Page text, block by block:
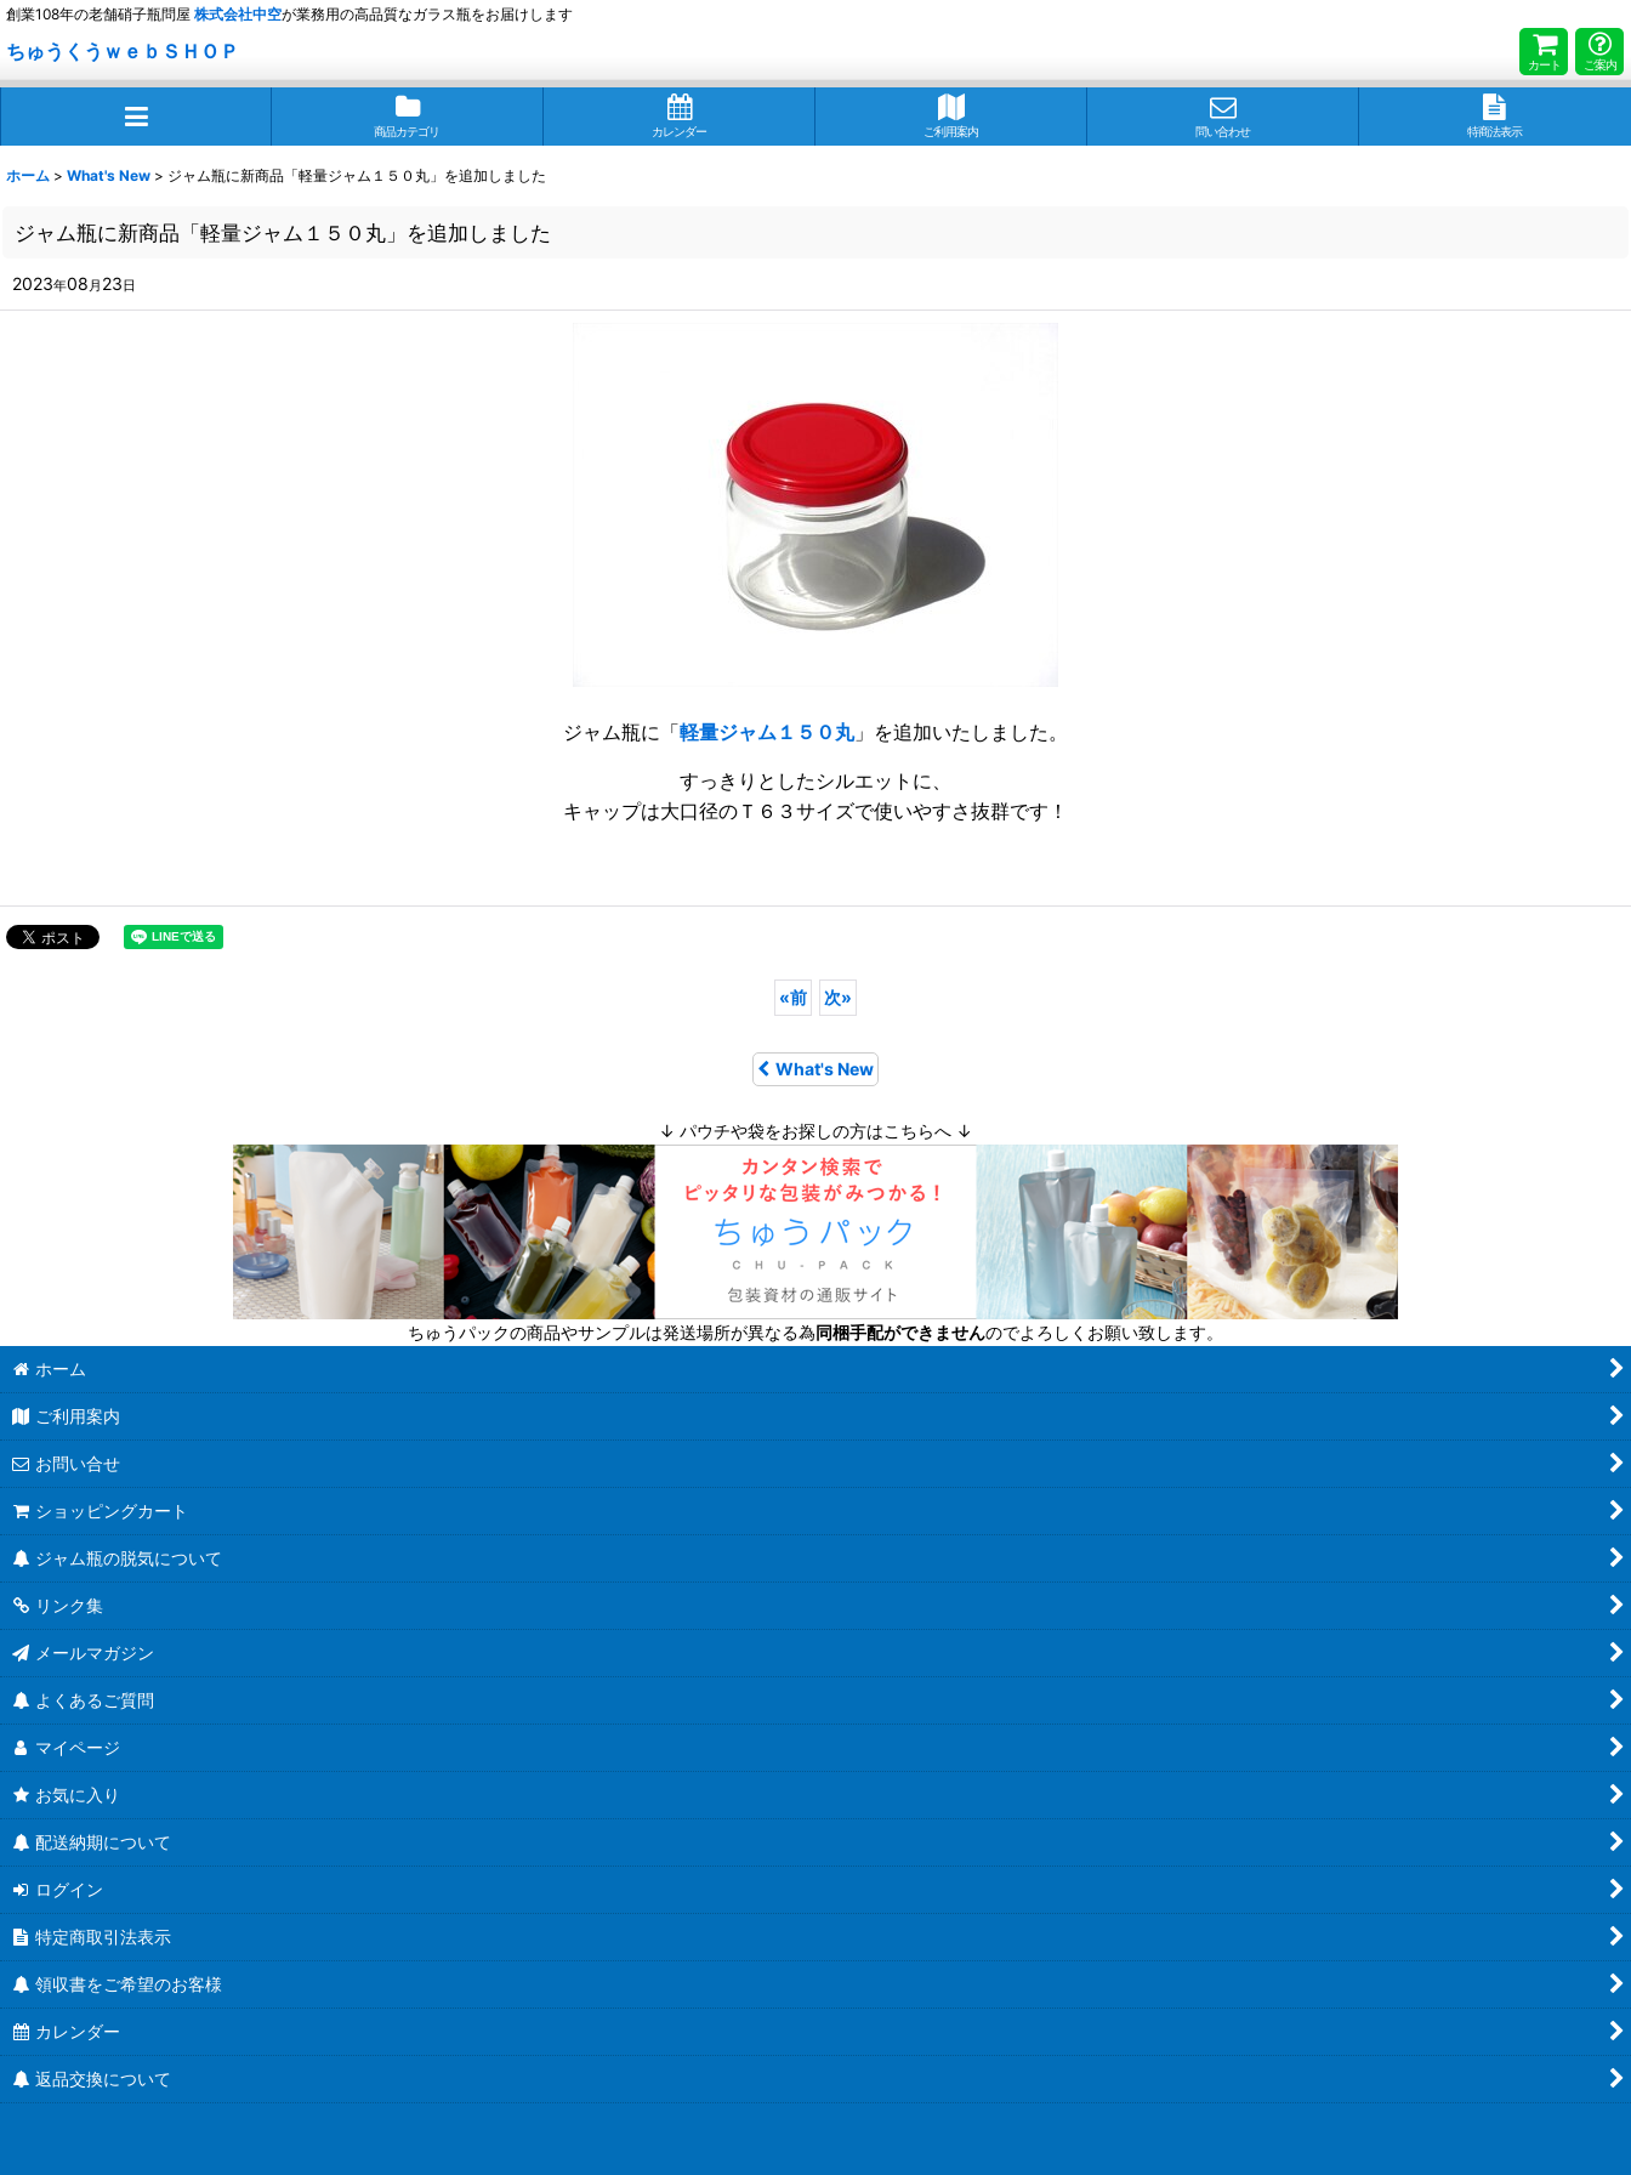
創業108年の老舗硝子瓶問屋 株式会社中空が業務用の高品質なガラス瓶をお届けします
ちゅうくうｗｅｂＳＨＯＰ
カート ご案内
商品カテゴリ カレンダー ご利用案内 問い合わせ 特商法表示
ホーム > What's New > ジャム瓶に新商品「軽量ジャム１５０丸」を追加しました
ジャム瓶に新商品「軽量ジャム１５０丸」を追加しました
2023年08 月 23日
ジャム瓶に「 軽量ジャム１５０丸」を追加いたしました。
すっきりとしたシルエットに、
キャップは大口径のＴ６３サイズで使いやすさ抜群です！
«前 次»
What's New
↓ パウチや袋をお探しの方はこちらへ ↓
ちゅうパックの商品やサンプルは発送場所が異なる為同梱手配ができませんのでよろしくお願い致します。
ホーム
ご利用案内
お問い合せ
ショッピングカート
ジャム瓶の脱気について
リンク集
メールマガジン
よくあるご質問
マイページ
お気に入り
配送納期について
ログイン
特定商取引法表示
領収書をご希望のお客様
カレンダー
返品交換について